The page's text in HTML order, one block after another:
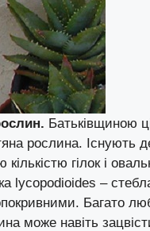
Батьківщиною
рослина. Існують
гілок і
lycopodioides –
Багато
може навіть